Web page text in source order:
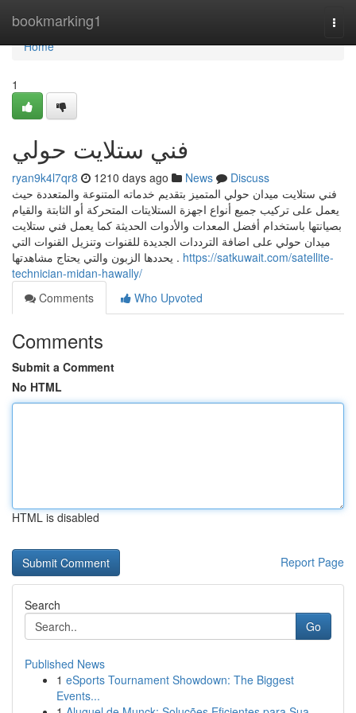
bookmarking1
Home
Home
1
فني ستلايت حولي
ryan9k4l7qr8 1210 days ago News
Discuss
فني ستلايت ميدان حولي المتميز بتقديم خدماته المتنوعة والمتعددة حيث
يعمل على تركيب جميع أنواع اجهزة الستلايتات المتحركة أو الثابتة والقيام
بصيانتها باستخدام أفضل المعدات والأدوات الحديثة كما يعمل فني ستلايت
ميدان حولي على اضافة الترددات الجديدة للقنوات وتنزيل القنوات التي
يحددها الزبون والتي يحتاج مشاهدتها . https://satkuwait.com/satellite-
technician-midan-hawally/
Comments
Who Upvoted
Comments
Submit a Comment
No HTML
HTML is disabled
Report Page
Search
Go
Published News
1 eSports Tournament Showdown: The Biggest
Events...